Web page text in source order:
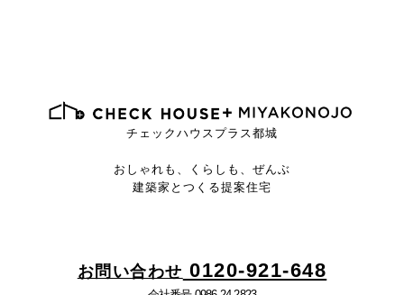
チェックハウスプラス都城
おしゃれも、くらしも、ぜんぶ
建築家とつくる提案住宅
お問い合わせ 0120-921-648